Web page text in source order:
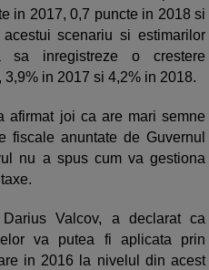
in 2017, 0,7 puncte in 2018 si
scenariu si estimarilor
sa inregistreze o crestere
in 2017 si 4,2% in 2018.
afirmat joi ca are mari semne
fiscale anuntate de Guvernul
nu a spus cum va gestiona
Valcov, a declarat ca
va putea fi aplicata prin
in 2016 la nivelul din acest